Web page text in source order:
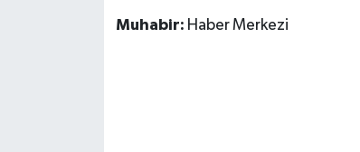
Muhabir: Haber Merkezi